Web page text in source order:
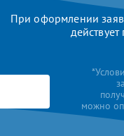
При оформлении
можно